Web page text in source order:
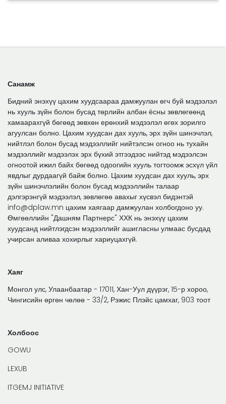
Санамж
Бидний энэхүү цахим хуудсаараа дамжуулан өгч буй мэдээлэл
нь хууль зүйн болон бусад төрлийн албан ёсны зөвлөгөөнд
хамаарахгүй бөгөөд зөвхөн ерөнхий мэдээлэл өгөх зорилго
агуулсан болно. Цахим хуудсан дах хууль, эрх зүйн шинэчлэл,
нийтлэл болон бусад мэдээллийг нийтэлсэн огноо нь тухайн
мэдээллийг мэдээлэх эрх бүхий этгээдээс нийтэд мэдээлсэн
огноотой ижил байх бөгөөд одоогийн хууль тогтоомж эсхүл үйл
явдлыг дурдаагүй байж болно. Цахим хуудсан дах хууль, эрх
зүйн шинэчлэлийн болон бусад мэдээллийн талаар
дэлгэрэнгүй мэдээлэл, зөвлөгөө авахыг хүсвэл бидэнтэй
info@dplaw.mn цахим хаягаар дамжуулан холбогдоно уу.
Өмгөөллийн "Дашням Партнерс" ХХК нь энэхүү цахим
хуудсанд нийтлэгдсэн мэдээллийг ашигласны улмаас бусдад
учирсан аливаа хохирлыг хариуцахгүй.
Хаяг
Монгол улс, Улаанбаатар - 17011, Хан-Уул дүүрэг, 15-р хороо,
Чингисийн өргөн чөлөө - 33/2, Рэжис Плэйс цамхаг, 903 тоот
Холбоос
GOWU
LEXUB
ITGEMJ INITIATIVE